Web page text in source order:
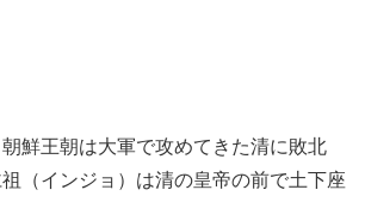
鮮王朝は大軍で攻めてきた清に敗北
（インジョ）は清の皇帝の前で土下座